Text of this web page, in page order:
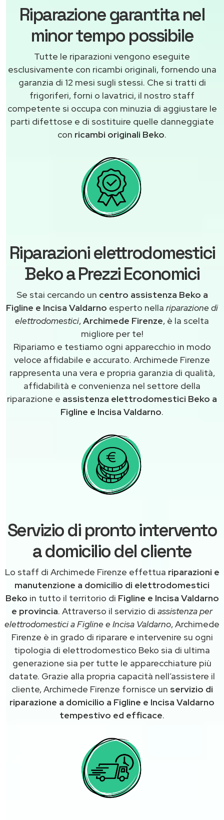
Riparazione garantita nel
minor tempo possibile
Tutte le riparazioni vengono eseguite
esclusivamente con ricambi originali, fornendo una
garanzia di 12 mesi sugli stessi. Che si tratti di
frigoriferi, forni o lavatrici, il nostro staff
competente si occupa con minuzia di aggiustare le
parti difettose e di sostituire quelle danneggiate
con ricambi originali Beko.
Riparazioni elettrodomestici
Beko a Prezzi Economici
Se stai cercando un centro assistenza Beko a
Figline e Incisa Valdarno esperto nella riparazione di
elettrodomestici,Archimede Firenze, è la scelta
migliore per te!
Ripariamo e testiamo ogni apparecchio in modo
veloce affidabile e accurato. Archimede Firenze
rappresenta una vera e propria garanzia di qualità,
affidabilità e convenienza nel settore della
riparazione e assistenza elettrodomestici Beko a
Figline e Incisa Valdarno.
Servizio di pronto intervento
a domicilio del cliente
Lo staff di Archimede Firenze effettua riparazioni e
manutenzione a domicilio di elettrodomestici
Beko in tutto il territorio di Figline e Incisa Valdarno
e provincia. Attraverso il servizio di assistenza per
elettrodomestici a Figline e Incisa Valdarno, Archimede
Firenze è in grado di riparare e intervenire su ogni
tipologia di elettrodomestico Beko sia di ultima
generazione sia per tutte le apparecchiature più
datate. Grazie alla propria capacità nell’assistere il
cliente, Archimede Firenze fornisce un servizio di
riparazione a domicilio a Figline e Incisa Valdarno
tempestivo ed efficace.